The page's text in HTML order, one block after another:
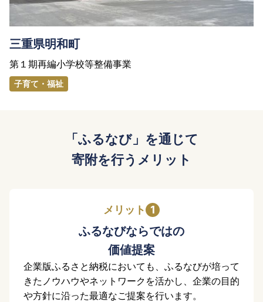
三重県明和町
第１期再編小学校等整備事業
子育て・福祉
「ふるなび」を通じて
寄附を行うメリット
メリット
ふるなびならではの
価値提案
企業版ふるさと納税においても、ふるなびが培って
きたノウハウやネットワークを活かし、企業の目的
や方針に沿った最適なご提案を行います。